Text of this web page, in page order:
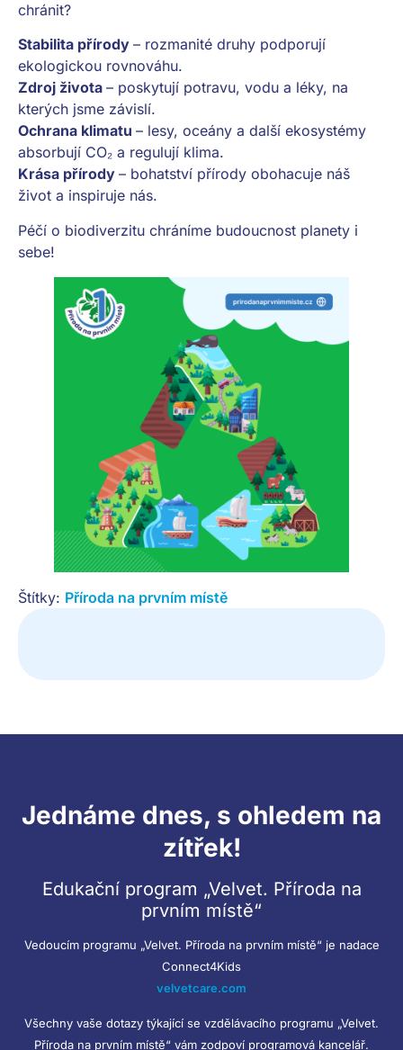
chránit?
Stabilita přírody – rozmanité druhy podporují
ekologickou rovnováhu.
Zdroj života – poskytují potravu, vodu a léky, na
kterých jsme závislí.
Ochrana klimatu – lesy, oceány a další ekosystémy
absorbují CO₂ a regulují klima.
Krása přírody – bohatství přírody obohacuje náš
život a inspiruje nás.
Péčí o biodiverzitu chráníme budoucnost planety i
sebe!
Štítky: Příroda na prvním místě
Jednáme dnes, s ohledem na
zítřek!
Edukační program „Velvet. Příroda na
prvním místě“
Vedoucím programu „Velvet. Příroda na prvním místě“ je nadace
Connect4Kids
velvetcare.com
Všechny vaše dotazy týkající se vzdělávacího programu „Velvet.
Příroda na prvním místě“ vám zodpoví programová kancelář.